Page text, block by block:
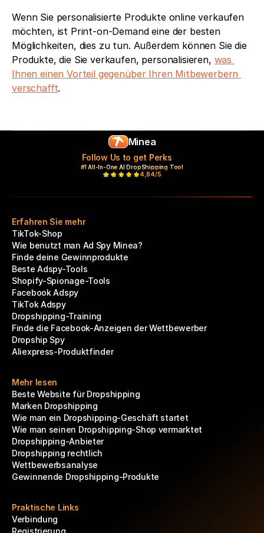
Wenn Sie personalisierte Produkte online verkaufen
möchten, ist Print-on-Demand eine der besten
Möglichkeiten, dies zu tun. Außerdem können Sie die
Produkte, die Sie verkaufen, personalisieren, was
Ihnen einen Vorteil gegenüber Ihren Mitbewerbern
verschafft.
Minea
Follow Us to get Perks
#1 All-In-One AI DropShipping Tool
4,84/5
Erfahren Sie mehr
TikTok-Shop
Wie benutzt man Ad Spy Minea?
Finde deine Gewinnprodukte
Beste Adspy-Tools
Shopify-Spionage-Tools
Facebook Adspy
TikTok Adspy
Dropshipping-Training
Finde die Facebook-Anzeigen der Wettbewerber
Dropship Spy
Aliexpress-Produktfinder
Mehr lesen
Beste Website für Dropshipping
Marken Dropshipping
Wie man ein Dropshipping-Geschäft startet
Wie man seinen Dropshipping-Shop vermarktet
Dropshipping-Anbieter
Dropshipping rechtlich
Wettbewerbsanalyse
Gewinnende Dropshipping-Produkte
Praktische Links
Verbindung
Registrierung